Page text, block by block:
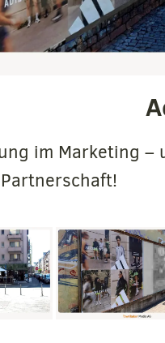
im Marketing –
Partnerschaft!